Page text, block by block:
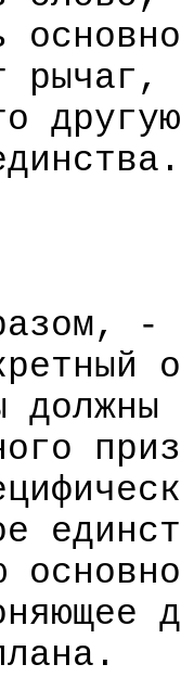
-
должны